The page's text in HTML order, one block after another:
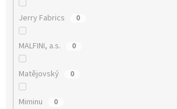
Jerry Fabrics 0
MALFINI, a.s. 0
Matějovský 0
Miminu 0